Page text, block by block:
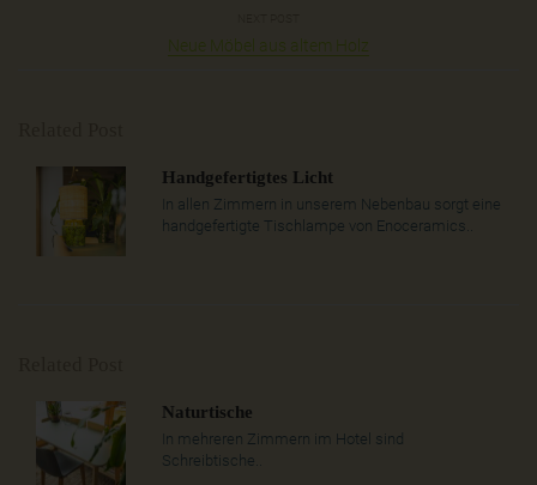
Neue Möbel aus altem Holz
Handgefertigtes Licht
In allen Zimmern in unserem Nebenbau sorgt eine
handgefertigte Tischlampe von Enoceramics..
Naturtische
In mehreren Zimmern im Hotel sind
Schreibtische..